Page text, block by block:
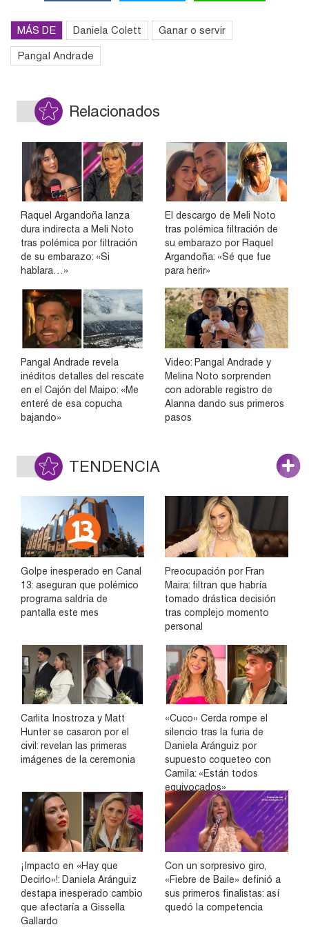
MÁS DE Daniela Colett Ganar o servir
Pangal Andrade
Relacionados
Raquel Argandoña lanza
dura indirecta a Meli Noto
tras polémica por filtración
de su embarazo: «Si
hablara…»
El descargo de Meli Noto
tras polémica filtración de
su embarazo por Raquel
Argandoña: «Sé que fue
para herir»
Pangal Andrade revela
inéditos detalles del rescate
en el Cajón del Maipo: «Me
enteré de esa copucha
bajando»
Video: Pangal Andrade y
Melina Noto sorprenden
con adorable registro de
Alanna dando sus primeros
pasos
TENDENCIA
Golpe inesperado en Canal
13: aseguran que polémico
programa saldría de
pantalla este mes
Preocupación por Fran
Maira: filtran que habría
tomado drástica decisión
tras complejo momento
personal
Carlita Inostroza y Matt
Hunter se casaron por el
civil: revelan las primeras
imágenes de la ceremonia
«Cuco» Cerda rompe el
silencio tras la furia de
Daniela Aránguiz por
supuesto coqueteo con
Camila: «Están todos
equivocados»
¡Impacto en «Hay que
Decirlo»!: Daniela Aránguiz
destapa inesperado cambio
que afectaría a Gissella
Gallardo
Con un sorpresivo giro,
«Fiebre de Baile» definió a
sus primeros finalistas: así
quedó la competencia